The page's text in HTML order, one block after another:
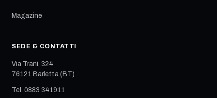
Magazine
SEDE & CONTATTI
Via Trani, 324
76121 Barletta ( BT)
Tel. 0883 341911